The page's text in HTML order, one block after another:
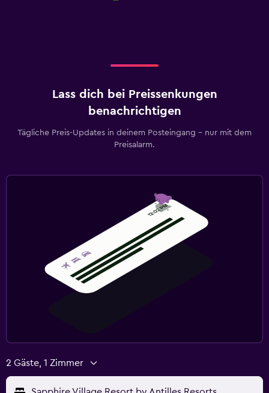
Lass dich bei Preissenkungen
benachrichtigen
Tägliche Preis-Updates in deinem Posteingang – nur mit dem
Preisalarm.
2 Gäste, 1 Zimmer